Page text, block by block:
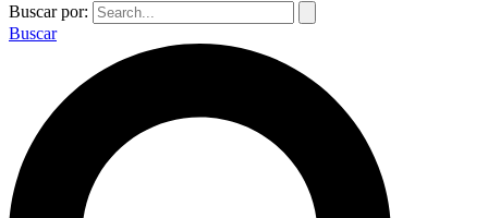
Buscar por:
Buscar